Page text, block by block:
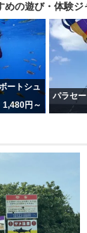
めの遊び・体験ジ
ートシュ
1,480円～
パラセ